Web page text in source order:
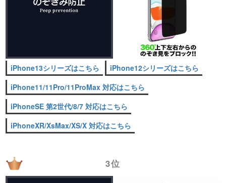
iPhone13シリーズはこちら
iPhone12シリーズはこちら
iPhone11/11Pro/11ProMax 対応はこちら
iPhoneSE 第2世代/8/7 対応はこちら
iPhoneXR/XsMax/XS/X 対応はこちら
3位